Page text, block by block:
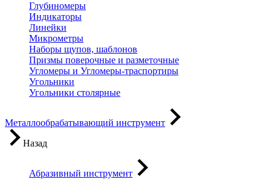
Глубиномеры
Индикаторы
Линейки
Микрометры
Наборы щупов, шаблонов
Призмы поверочные и разметочные
Угломеры и Угломеры-траспортиры
Угольники
Угольники столярные
Металлообрабатывающий инструмент
Назад
Абразивный инструмент